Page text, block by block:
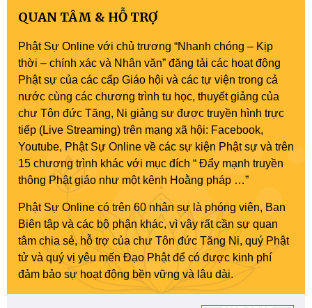
QUAN TÂM & HỖ TRỢ
Phật Sự Online với chủ trương “Nhanh chóng – Kịp
thời – chính xác và Nhân văn” đăng tải các hoạt động
Phật sự của các cấp Giáo hội và các tự viện trong cả
nước cùng các chương trình tu học, thuyết giảng của
chư Tôn đức Tăng, Ni giảng sư được truyền hình trực
tiếp (Live Streaming) trên mạng xã hội: Facebook,
Youtube, Phật Sự Online về các sự kiện Phật sự và trên
15 chương trình khác với mục đích “ Đẩy mạnh truyền
thông Phật giáo như một kênh Hoằng pháp …”
Phật Sự Online có trên 60 nhân sự là phóng viên, Ban
Biên tập và các bộ phận khác, vì vậy rất cần sự quan
tâm chia sẻ, hỗ trợ của chư Tôn đức Tăng Ni, quý Phật
tử và quý vị yêu mến Đạo Phật để có được kinh phí
đảm bảo sự hoạt động bền vững và lâu dài.